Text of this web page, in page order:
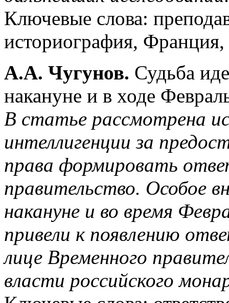
Ключевые слова:
историография,
А.А. Чугунов. Судьба
накануне и в ходе
В статье рассмотрена
интеллигенции за
права формировать
правительство. Особое
накануне и во время
привели к появлению
лице Временного
власти российского